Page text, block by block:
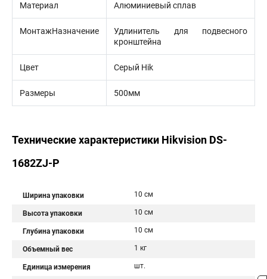
Материал Алюминиевый сплав
МонтажНазначение
Удлинитель для подвесного
кронштейна
Цвет Серый Hik
Размеры 500мм
Технические характеристики Hikvision DS-
1682ZJ-P
Ширина упаковки 10 см
Высота упаковки 10 см
Глубина упаковки 10 см
Объемный вес 1 кг
Единица измерения шт.